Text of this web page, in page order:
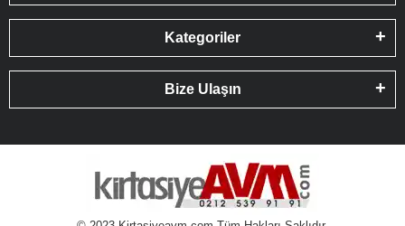
Kategoriler
Bize Ulaşın